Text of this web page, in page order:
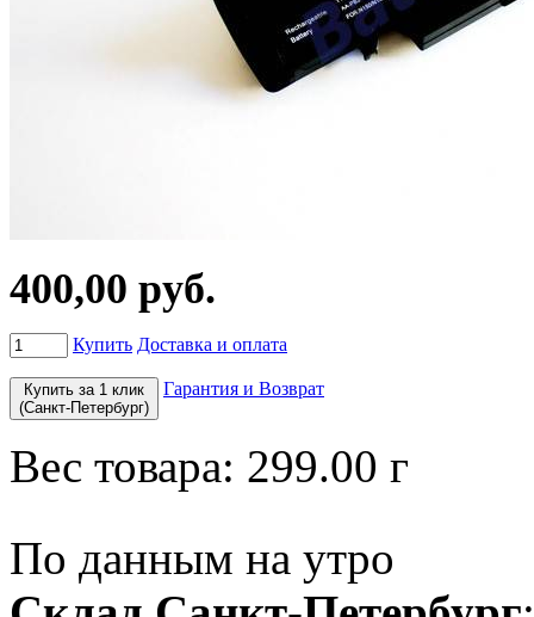
400,00 руб.
Купить Доставка и оплата
Купить за 1 клик
(Санкт-Петербург)
Гарантия и Возврат
Вес товара: 299.00 г
По данным на утро